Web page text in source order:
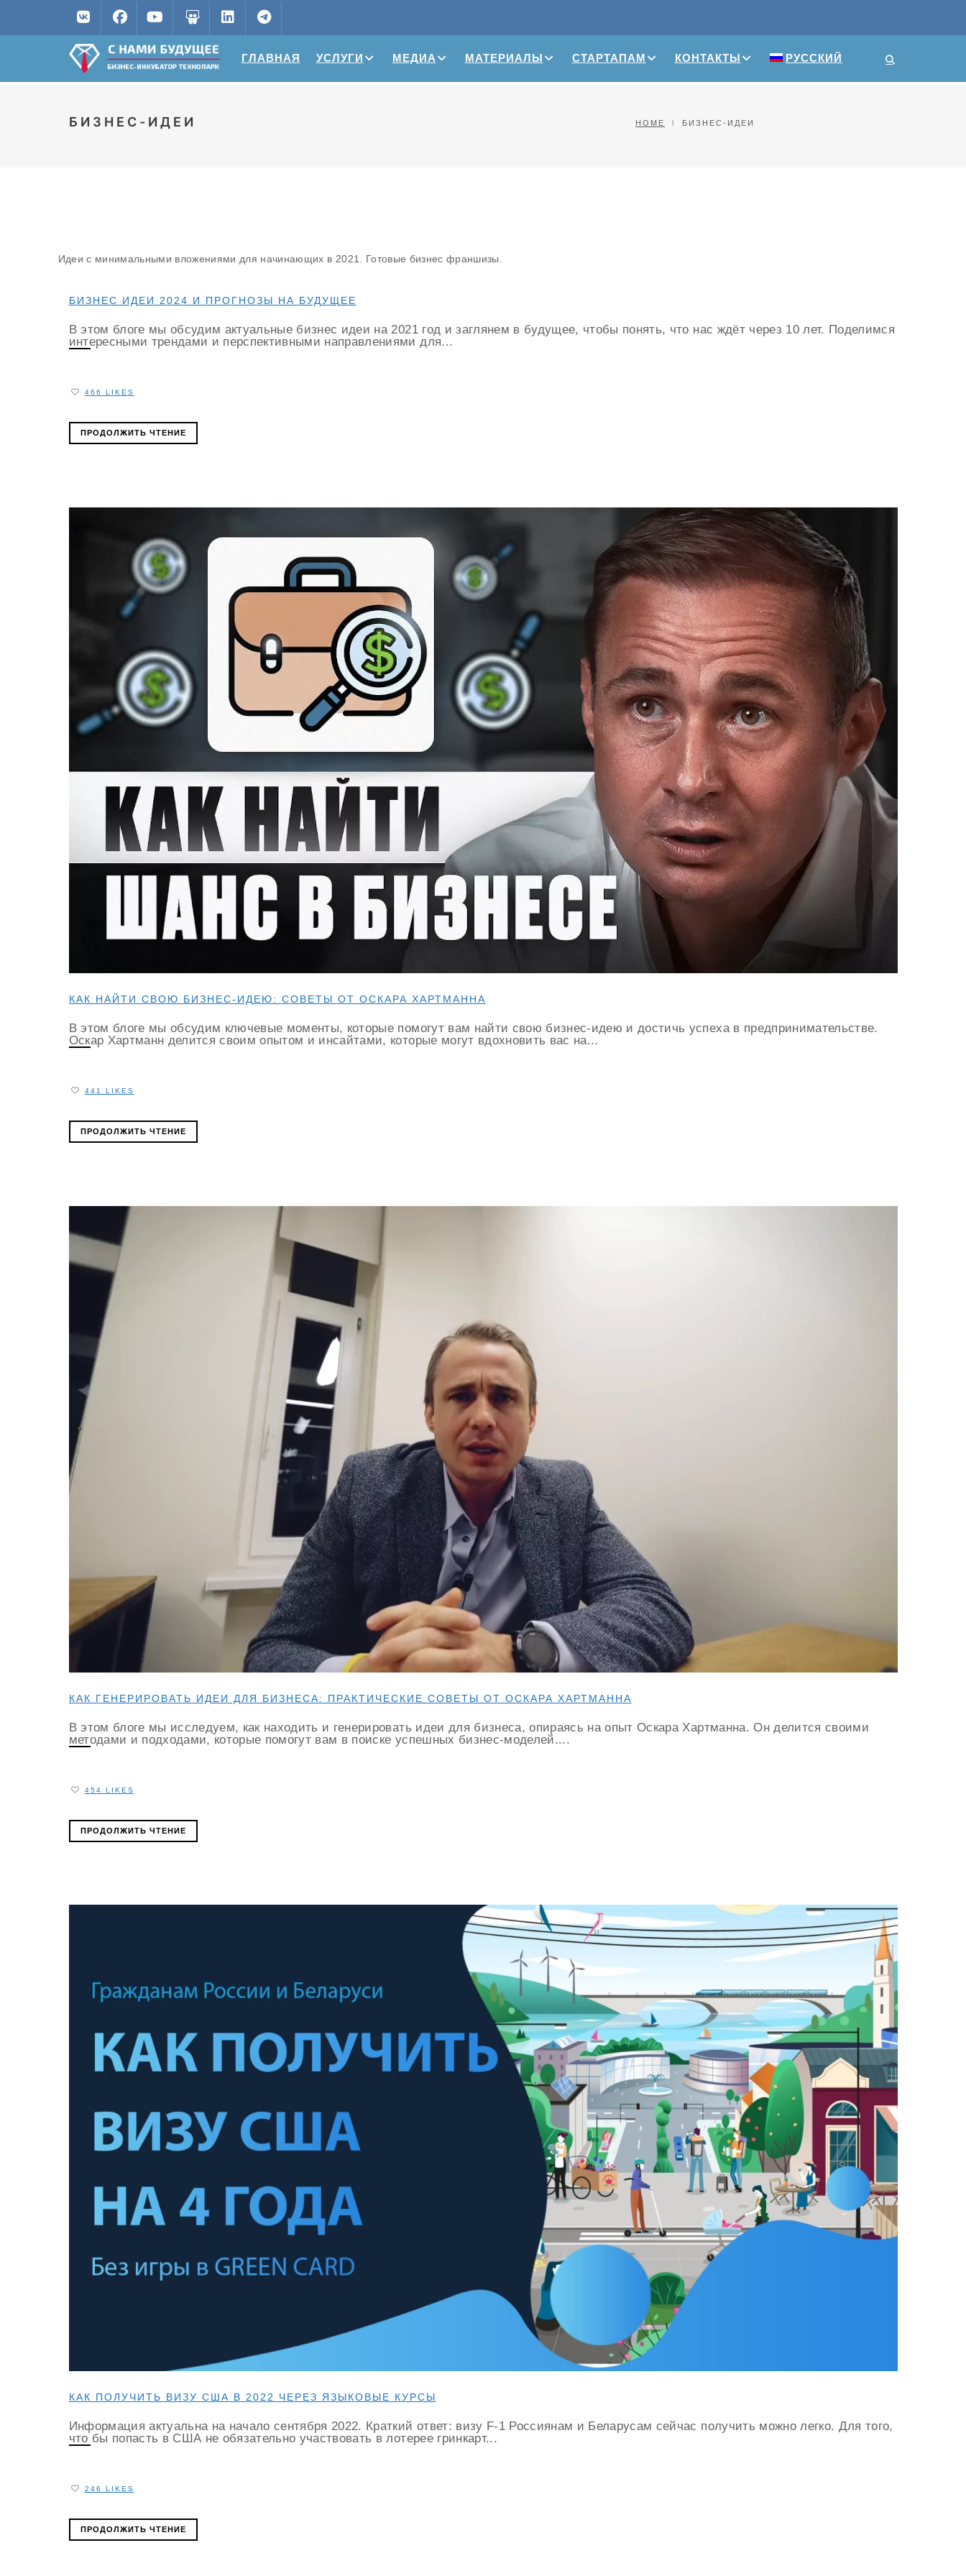
ГЛАВНАЯ УСЛУГИ МЕДИА МАТЕРИАЛЫ СТАРТАПАМ КОНТАКТЫ РУССКИЙ
БИЗНЕС-ИДЕИ HOME БИЗНЕС-ИДЕИ
Идеис минимальными вложениями для начинающих в 2021. Готовые бизнес франшизы.
БИЗНЕС ИДЕИ 2024 И ПРОГНОЗЫ НА БУДУЩЕЕ
В этом блоге мы обсудим актуальные бизнес идеи на 2021 год и заглянем в будущее, чтобы понять, что нас ждёт через 10 лет. Поделимся
интересными трендами и перспективными направлениями для...
466 LIKES
ПРОДОЛЖИТЬ ЧТЕНИЕ
КАК НАЙТИ СВОЮ БИЗНЕС-ИДЕЮ: СОВЕТЫ ОТ ОСКАРА ХАРТМАННА
В этом блоге мы обсудим ключевые моменты, которые помогут вам найти свою бизнес-идею и достичь успеха в предпринимательстве.
Оскар Хартманн делится своим опытом и инсайтами, которые могут вдохновить вас на...
441 LIKES
ПРОДОЛЖИТЬ ЧТЕНИЕ
КАК ГЕНЕРИРОВАТЬ ИДЕИ ДЛЯ БИЗНЕСА: ПРАКТИЧЕСКИЕ СОВЕТЫ ОТ ОСКАРА ХАРТМАННА
В этом блоге мы исследуем, как находить и генерировать идеи для бизнеса, опираясь на опыт Оскара Хартманна. Он делится своими
методами и подходами, которые помогут вам в поиске успешных бизнес-моделей....
454 LIKES
ПРОДОЛЖИТЬ ЧТЕНИЕ
КАК ПОЛУЧИТЬ ВИЗУ США В 2022 ЧЕРЕЗ ЯЗЫКОВЫЕ КУРСЫ
Информация актуальна на начало сентября 2022. Краткий ответ: визу F-1 Россиянам и Беларусам сейчас получить можно легко. Для того,
что бы попасть в США не обязательно участвовать в лотерее гринкарт...
246 LIKES
ПРОДОЛЖИТЬ ЧТЕНИЕ